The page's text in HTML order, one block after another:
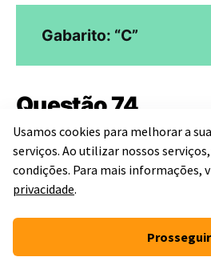
Gabarito: “C”
Questão 74
Um equipamento de
sendo projetado para ser
viaduto de 30 m de altura.
utilizado tem
Qual deve ser o mínimo